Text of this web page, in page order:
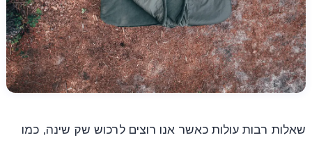
שאלות רבות עולות כאשר אנו רוצים לרכוש שק שינה, כמו